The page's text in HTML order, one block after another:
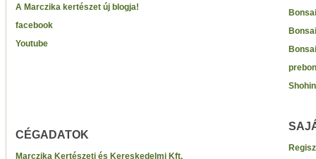
A Marczika kertészet új blogja!
facebook
Youtube
CÉGADATOK
Marczika Kertészeti és Kereskedelmi Kft.